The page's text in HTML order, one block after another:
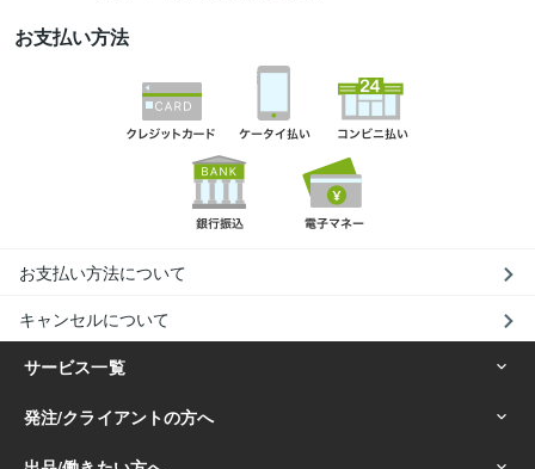
お支払い方法
お支払い方法について
キャンセルについて